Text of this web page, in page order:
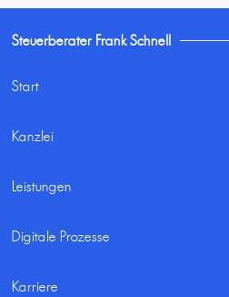
Steuerberater Frank Schnell
Start
Kanzlei
Leistungen
Digitale Prozesse
Karriere